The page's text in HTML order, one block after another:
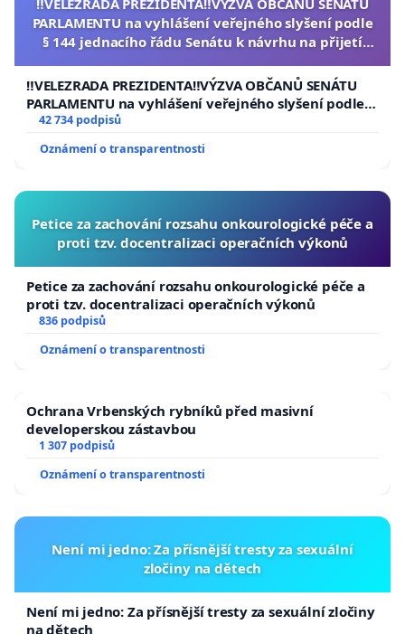
PARLAMENTU na vyhlášení veřejného slyšení podle
§ 144 jednacího řádu Senátu k návrhu na přijetí
republiky
‼️VELEZRADA PREZIDENTA‼️VÝZVA OBČANŮ SENÁTU
PARLAMENTU na vyhlášení veřejného slyšení podle §
144 jednacího řádu Senátu k návrhu na přijetí
republiky
42 734 podpisů
Oznámení o transparentnosti
Petice za zachování rozsahu onkourologické péče a
proti tzv. docentralizaci operačních výkonů
Petice za zachování rozsahu onkourologické péče a
proti tzv. docentralizaci operačních výkonů
836 podpisů
Oznámení o transparentnosti
Ochrana Vrbenských rybníků před masivní
developerskou zástavbou
1 307 podpisů
Oznámení o transparentnosti
Není mi jedno: Za přísnější tresty za sexuální
zločiny na dětech
Není mi jedno: Za přísnější tresty za sexuální zločiny
na dětech